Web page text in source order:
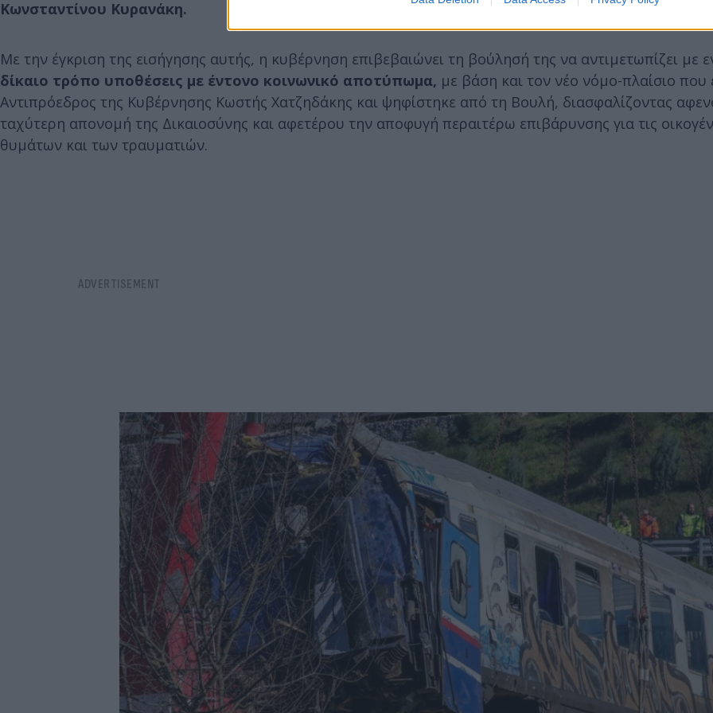
Κωνσταντίνου Κυρανάκη.
Με την έγκριση της εισήγησης αυτής, η κυβέρνηση επιβεβαιώνει τη βούλησή της να αντιμετωπίζει με
δίκαιο τρόπο υποθέσεις με έντονο κοινωνικό αποτύπωμα, με βάση και τον νέο νόμο-πλαίσιο που
Αντιπρόεδρος της Κυβέρνησης Κωστής Χατζηδάκης και ψηφίστηκε από τη Βουλή, διασφαλίζοντας
ταχύτερη απονομή της Δικαιοσύνης και αφετέρου την αποφυγή περαιτέρω επιβάρυνσης για τις
θυμάτων και των τραυματιών.